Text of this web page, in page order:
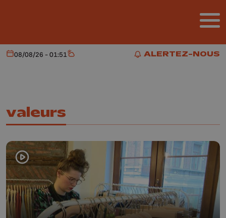
ALERTEZ-NOUS
ALERTEZ-NOUS
Aujourd'hui
08/08/26 - 01:51 Météo
valeurs